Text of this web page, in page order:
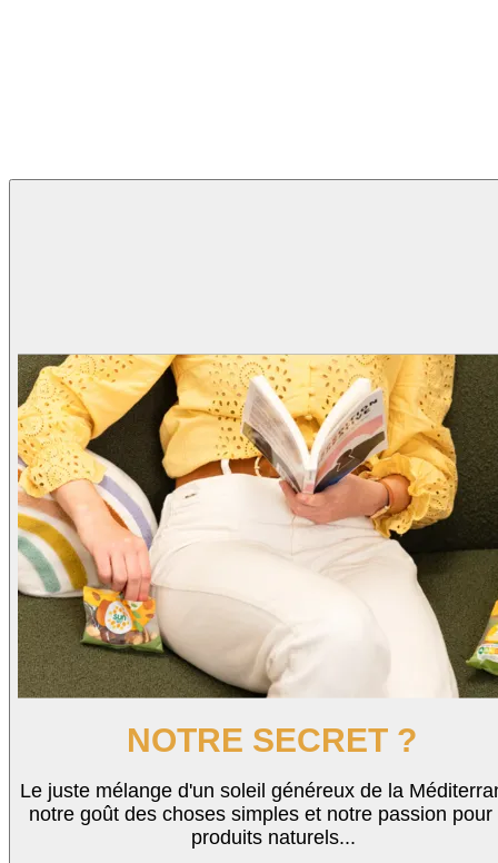
NOTRE SECRET ?
Le juste mélange d'un soleil généreux de la
notre goût des choses simples et notre passion pour
produits naturels...